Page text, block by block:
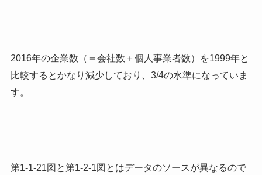
2016年の企業数（＝会社数＋個人事業者数）を1999年と
比較するとかなり減少しており、3/4の水準になっていま
す。
第1-1-21図と第1-2-1図とはデータのソースが異なるので